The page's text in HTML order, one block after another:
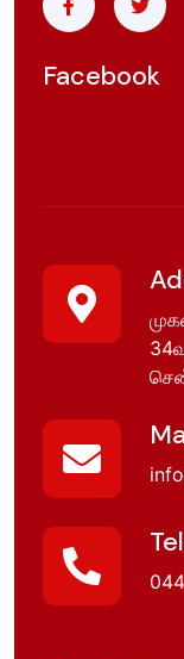
Facebook